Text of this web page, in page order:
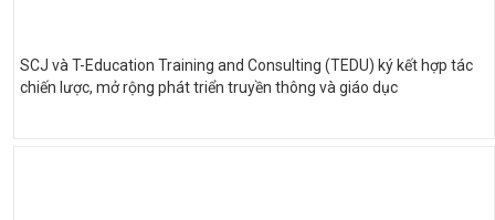
SCJ và T-Education Training and Consulting (TEDU) ký kết hợp tác
chiến lược, mở rộng phát triển truyền thông và giáo dục